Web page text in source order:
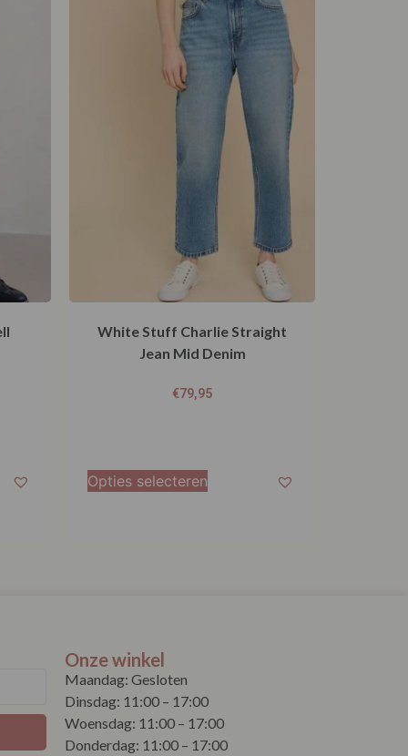
White Stuff Charlie Straight
Jean Mid Denim
€79,95
Opties selecteren
Onze winkel
Maandag: Gesloten
Dinsdag: 11:00 – 17:00
Woensdag: 11:00 – 17:00
Donderdag: 11:00 – 17:00